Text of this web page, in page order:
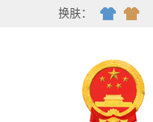
换肤：